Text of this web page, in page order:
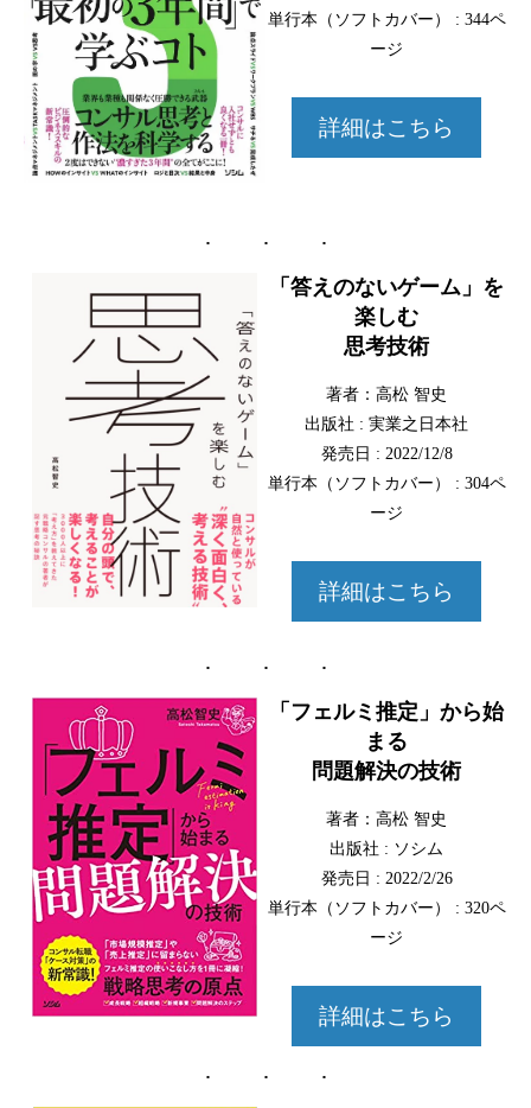
単行本（ソフトカバー） : 344ペ
ージ
詳細はこちら
「答えのないゲーム」を
楽しむ
思考技術
著者：高松 智史
出版社 : 実業之日本社
発売日 : 2022/12/8
単行本（ソフトカバー） : 304ペ
ージ
詳細はこちら
「フェルミ推定」から始
まる
問題解決の技術
著者：高松 智史
出版社 : ソシム
発売日 : 2022/2/26
単行本（ソフトカバー） : 320ペ
ージ
詳細はこちら